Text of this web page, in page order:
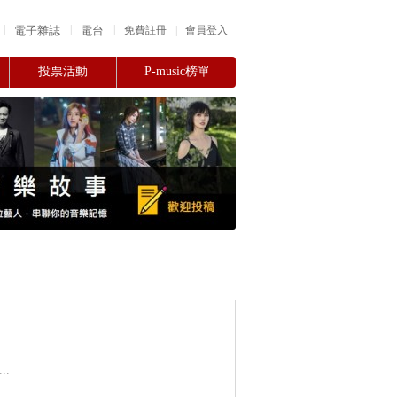
會員登入
免費註冊
電子雜誌 電台
投票活動 P-music榜單